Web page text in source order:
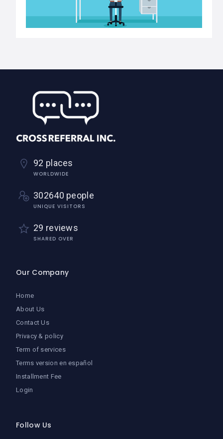
92 places
WORLDWIDE
302640 people
UNIQUE VISITORS
29 reviews
SHARED OVER
Our Company
Home
About Us
Contact Us
Privacy & policy
Term of services
Terms version en español
Installment Fee
Login
Follow Us